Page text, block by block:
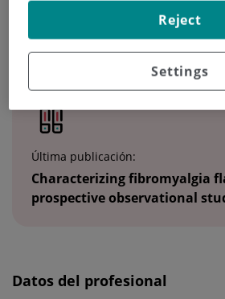
Datos destacados
Última publicación:
Characterizing fibromyalgia
prospective observational
Datos del profesional
Settings
Reject